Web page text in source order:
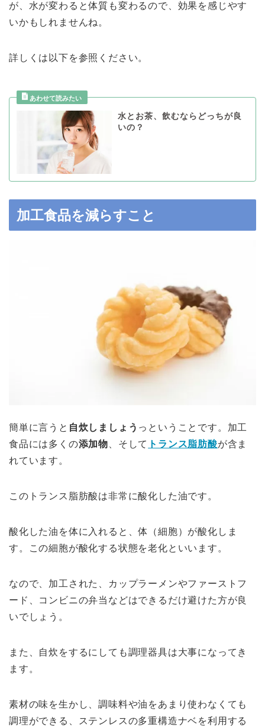
が、水が変わると体質も変わるので、効果を感じやす
いかもしれませんね。
詳しくは以下を参照ください。
水とお茶、飲むならどっちが良
いの？
加工食品を減らすこと
簡単に言うと 自炊しましょう っということです。加工
食品には多くの添加物 、そして トランス脂肪酸が含ま
れています。
このトランス脂肪酸は非常に酸化した油です。
酸化した油を体に入れると、体（細胞）が酸化しま
す。この細胞が酸化する状態を老化といいます。
なので、加工された、カップラーメンやファーストフ
ード、コンビニの弁当などはできるだけ避けた方が良
いでしょう。
また、自炊をするにしても調理器具は大事になってき
ます。
素材の味を生かし、調味料や油をあまり使わなくても
調理ができる、ステンレスの多重構造ナベを利用する